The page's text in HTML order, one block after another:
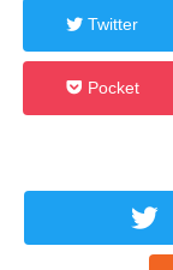
Twitter
Pocket